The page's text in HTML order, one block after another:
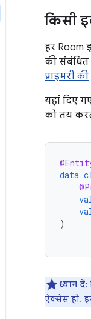
किसी
हर Room
की संबंधित
प्राइमरी की
यहां दिए
को तय
data
)
ध्यान दें:
ऐक्सेस हो.